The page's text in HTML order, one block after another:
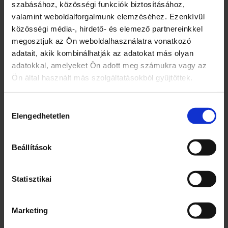
szabásához, közösségi funkciók biztosításához,
valamint weboldalforgalmunk elemzéséhez. Ezenkívül
közösségi média-, hirdető- és elemező partnereinkkel
megosztjuk az Ön weboldalhasználatra vonatkozó
adatait, akik kombinálhatják az adatokat más olyan
adatokkal, amelyeket Ön adott meg számukra vagy az
Ön által használt más szolgáltatásokból gyűjtöttek.
kiválasztása
Elengedhetetlen
Beállítások
Statisztikai
Marketing
Kapcsolódó termékek
2DB
100